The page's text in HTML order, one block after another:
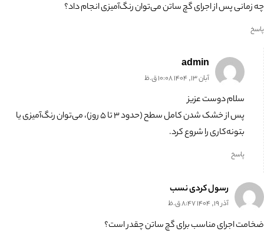
چه زمانی پس از اجرای گچ ساتن می‌توان رنگ‌آمیزی انجام داد؟
پاسخ
admin
آبان 13, 1404 10:08 ق.ظ
سلام دوست عزیز
پس از خشک شدن کامل سطح (حدود ۳ تا ۵ روز)، می‌توان رنگ‌آمیزی یا
بتونه‌کاری را شروع کرد.
پاسخ
رسول کردی نسب
آذر 19, 1404 8:47 ق.ظ
ضخامت اجرای مناسب برای گچ ساتن چقدر است؟